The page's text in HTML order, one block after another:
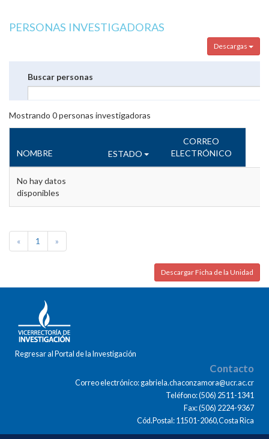
PERSONAS INVESTIGADORAS
Descargas
Buscar personas
Mostrando 0personas investigadoras
NOMBRE ESTADO
CORREO
ELECTRÓNICO
No hay datos
disponibles
« 1 »
Descargar Ficha de la Unidad
Regresar al Portal de la Investigación
Contacto
Correo electrónico: gabriela.chaconzamora@ucr.ac.cr
Teléfono: (506) 2511-1341
Fax: (506) 2224-9367
Cód.Postal: 11501-2060,Costa Rica